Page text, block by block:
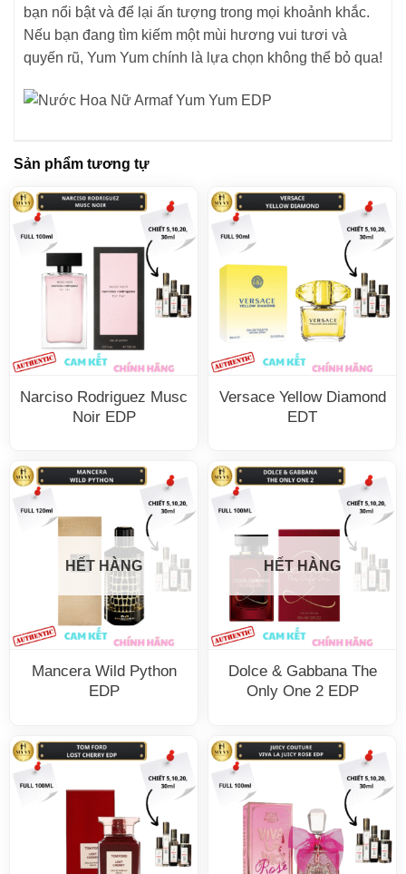
bạn nổi bật và để lại ấn tượng trong mọi khoảnh khắc.
Nếu bạn đang tìm kiếm một mùi hương vui tươi và
quyến rũ, Yum Yum chính là lựa chọn không thể bỏ qua!
Sản phẩm tương tự
Narciso Rodriguez Musc
Noir EDP
Versace Yellow Diamond
EDT
HẾT HÀNG
Mancera Wild Python
EDP
HẾT HÀNG
Dolce & Gabbana The
Only One 2 EDP